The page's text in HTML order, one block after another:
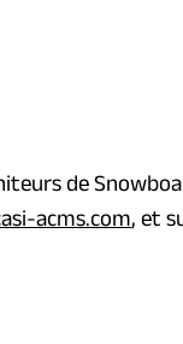
de
acms.com, et